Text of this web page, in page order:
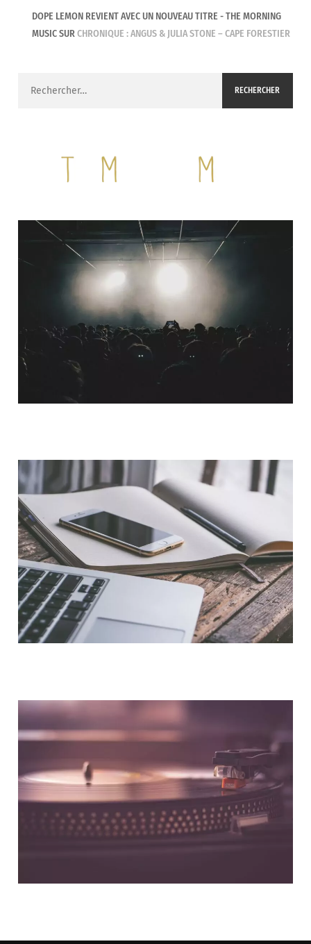
DOPE LEMON REVIENT AVEC UN NOUVEAU TITRE - THE MORNING
MUSICSURCHRONIQUE : ANGUS & JULIA STONE – CAPE FORESTIER